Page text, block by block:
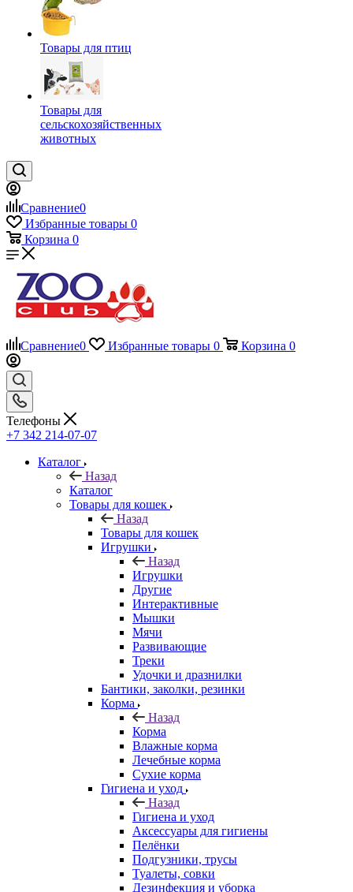
Товары для птиц
Товары для
сельскохозяйственных
животных
Сравнение0
Избранные товары 0
Корзина 0
Сравнение0 Избранные товары 0 Корзина 0
Телефоны
+7 342 214-07-07
Каталог
Назад
Каталог
Товары для кошек
Назад
Товары для кошек
Игрушки
Назад
Игрушки
Другие
Интерактивные
Мышки
Мячи
Развивающие
Треки
Удочки и дразнилки
Бантики, заколки, резинки
Корма
Назад
Корма
Влажные корма
Лечебные корма
Сухие корма
Гигиена и уход
Назад
Гигиена и уход
Аксессуары для гигиены
Пелёнки
Подгузники, трусы
Туалеты, совки
Дезинфекция и уборка